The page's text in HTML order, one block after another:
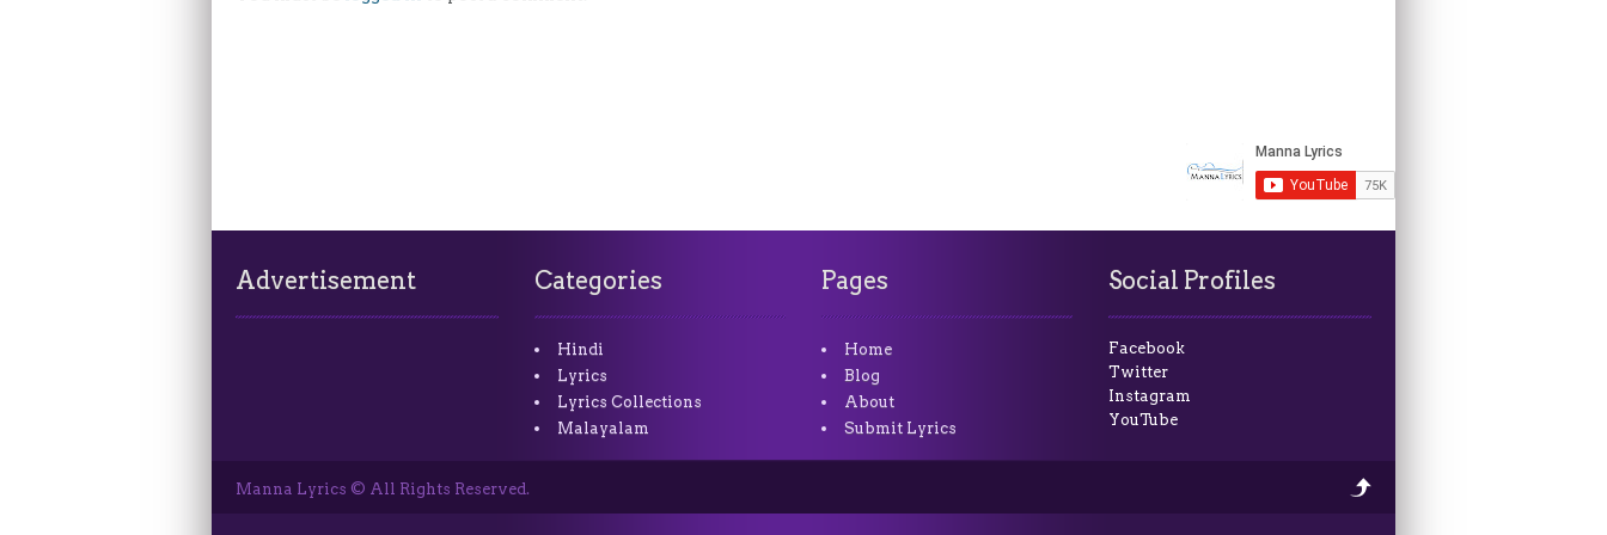
Advertisement Categories
Hindi
Lyrics
Lyrics Collections
Malayalam
Pages
Home
Blog
About
Submit Lyrics
Social Profiles
Facebook
Twitter
Instagram
YouTube
Manna Lyrics © All Rights Reserved.